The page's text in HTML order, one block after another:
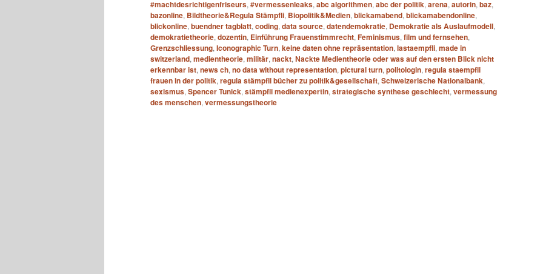
#machtdesrichtigenfriseurs, #vermessenleaks, abc algorithmen, abc der politik, arena, autorin, baz,
bazonline, Bildtheorie&Regula Stämpfli, Biopolitik&Medien, blickamabend, blickamabendonline,
blickonline, buendner tagblatt, coding, data source, datendemokratie, Demokratie als Auslaufmodell,
demokratietheorie, dozentin, Einführung Frauenstimmrecht, Feminismus, film und fernsehen,
Grenzschliessung, Iconographic Turn, keine daten ohne repräsentation, lastaempfli, made in
switzerland, medientheorie, militär, nackt, Nackte Medientheorie oder was auf den ersten Blick nicht
erkennbar ist, news ch, no data without representation, pictural turn, politologin, regula staempfli
frauen in der politik, regula stämpfli bücher zu politik&gesellschaft, Schweizerische Nationalbank,
sexismus, Spencer Tunick, stämpfli medienexpertin, strategische synthese geschlecht, vermessung
des menschen, vermessungstheorie